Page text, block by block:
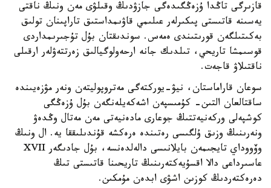
قازىرگى تاڭدا ۇزەڭگىدەگى جازۋدىڭ وقىلۋى مەن ونىڭ ناقتى
يەسىنە قاتىستى پىكىرلەر عىلىمي قاۋىمداستىق تاراپىنان تولىق
بەكىتىلگەن قورىتىندى ەمەس. سوندىقتان بۇل تۇجىرىمداردى
قوسىمشا تاريحي، تىلدىك جانە ارحەولوگيالىق زەرتتەۋلەر ارقىلى
ناقتىلاۋ قاجەت.
سوعان قاراماستان، نيۋ-يوركتەگى مەتروپوليتەن ونەر مۋزەيىندە
ساقتالعان التىن- كۇمىسپەن اشەكەيلەنگەن بۇل ۇزەڭگى
كوشپەلى وركەنيەتتىڭ جوعارى مادەنيەتى مەن مەتال وڭدەۋ
ونەرىنىڭ وزىق ۇلگىسى رەتىندە ەرەكشە قۇندىلىققا يە. ال ونىڭ
وۆووداي تايجىمەن بايلانىسى دالەلدەنسە، بۇل جادىگەر XVII
عاسىرداعى دالا اقسۇيەكتەرىنىڭ تاريحىنا قاتىستى تىڭ
دەرەكتەردىڭ كوزىن اشۋى ابدەن مۇمكىن.